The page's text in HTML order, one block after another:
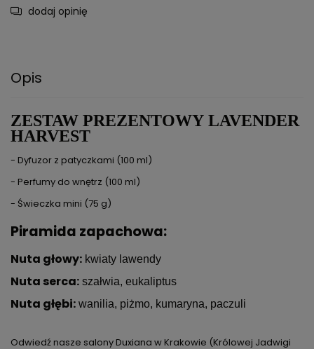
dodaj opinię
Opis
ZESTAW PREZENTOWY LAVENDER
HARVEST
- Dyfuzor z patyczkami (100 ml)
- Perfumy do wnętrz (100 ml)
- Świeczka mini (75 g)
Piramida zapachowa:
Nuta głowy: kwiaty lawendy
Nuta serca: szałwia, eukaliptus
Nuta głębi: wanilia, piżmo, kumaryna, paczuli
Odwiedź nasze salony Duxiana w Krakowie (Królowej Jadwigi